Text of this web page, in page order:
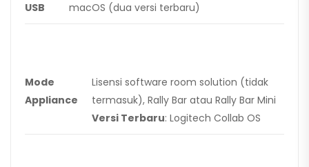
USB
macOS (dua versi terbaru)
Mode
Appliance
Lisensi software room solution (tidak
termasuk), Rally Bar atau Rally Bar Mini
Versi Terbaru: Logitech Collab OS